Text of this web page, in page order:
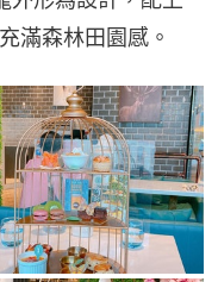
滿森林田園感。